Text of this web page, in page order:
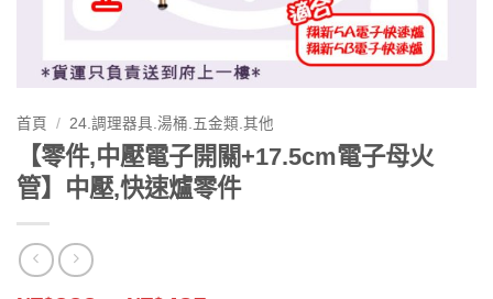
首頁 / 24.調理器具.湯桶.五金類.其他
【零件,中壓電子開關+17.5cm電子母火
管】中壓,快速爐零件